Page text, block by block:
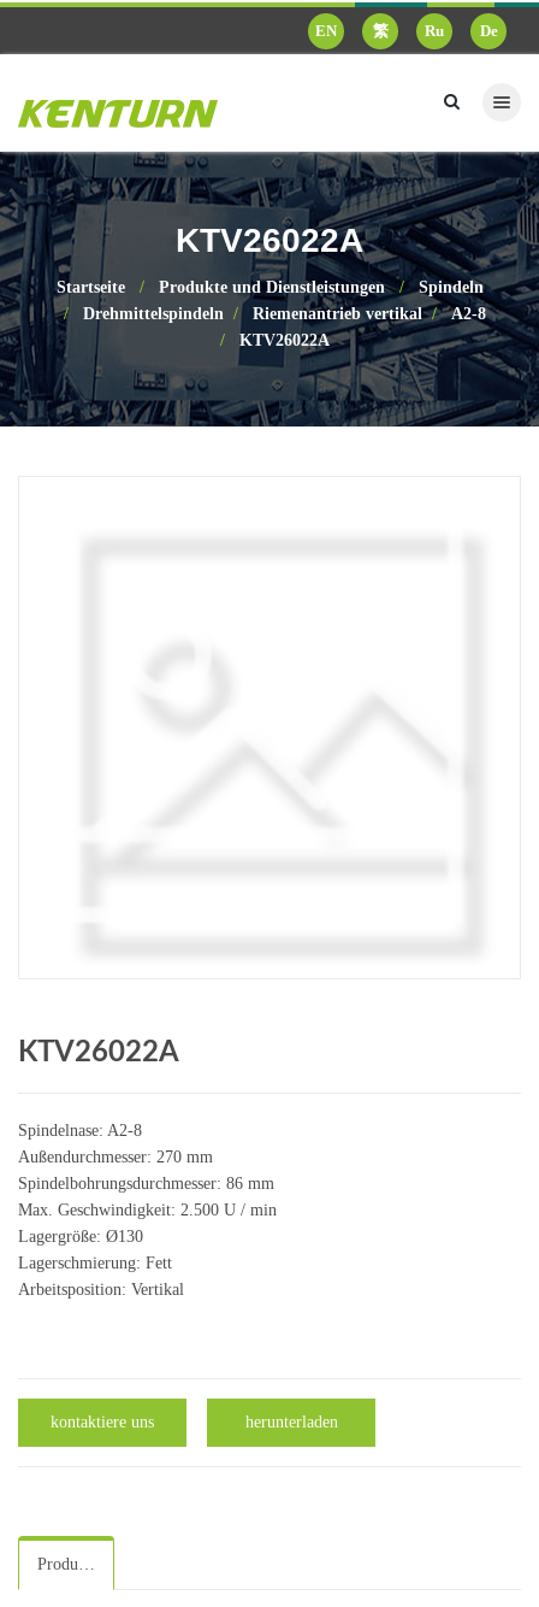
EN 繁 Ru De
KTV26022A
Startseite Produkte und Dienstleistungen
Spindeln
Drehmittelspindeln
Riemenantrieb vertikal
A2-8
KTV26022A
KTV26022A
Spindelnase: A2-8
Außendurchmesser: 270 mm
Spindelbohrungsdurchmesser: 86 mm
Max. Geschwindigkeit: 2.500 U / min
Lagergröße: Ø130
Lagerschmierung: Fett
Arbeitsposition: Vertikal
kontaktiere uns herunterladen
Produktspezifikation